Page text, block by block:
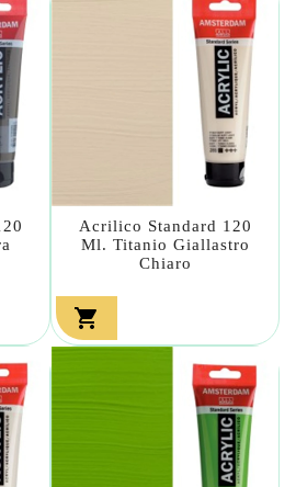
Acrilico Standard 120
Ml. Titanio Giallastro
Chiaro
